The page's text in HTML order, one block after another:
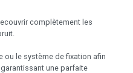
complètement les
ou le système de fixation afin
une parfaite